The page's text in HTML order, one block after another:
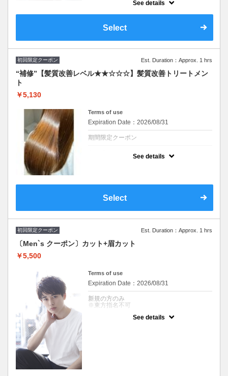
※シャンプー・ブロー込み/ロング料金なし
+\1,650～トリートメント追加可
で余裕を持ったご予約をお願い致します。
※東方指名不可
See details
Select
初回限定クーポン Est. Duration：Approx. 1 hrs
“補修”【髪質改善レベル★★☆☆☆】髪質改善トリートメン
ト
￥5,130
Terms of use
Expiration Date：2026/08/31
期間限定クーポン
で余裕を持ったご予約をお願い致します。
See details
Select
初回限定クーポン Est. Duration：Approx. 1 hrs
〔Men`s クーポン〕カット+眉カット
￥5,500
Terms of use
Expiration Date：2026/08/31
新規の方のみ
※東方指名不可
See details